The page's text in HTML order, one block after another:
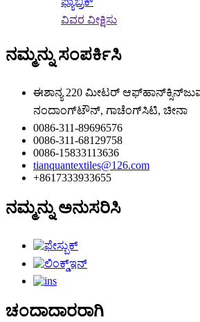
ವಿವರ ವೀಕ್ಷಿಸು
ನಮ್ಮನ್ನು ಸಂಪರ್ಕಿಸಿ
ಈಶಾನ್ಯ 220 ಮೀಟರ್
ನಂದಾಂಗ್‌ಟೌನ್, ಗಾಚೆಂಗ್‌ಸಿಟಿ, ಚೀನಾ
0086-311-89696576
0086-311-68129758
0086-15833113636
tianquantextiles@126.com
+8617333933655
ನಮ್ಮನ್ನು ಅನುಸರಿಸಿ
ಚಂದಾದಾರರಾಗಿ